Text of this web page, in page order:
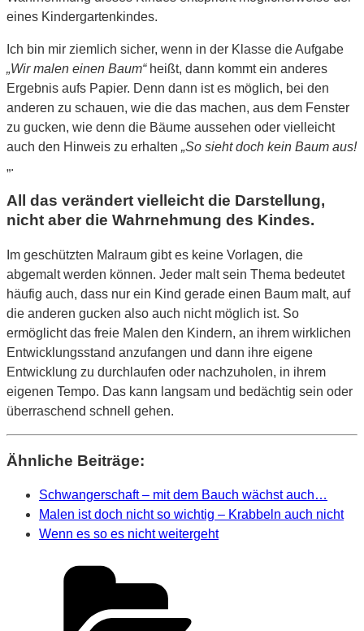
eines Kindergartenkindes.
Ich bin mir ziemlich sicher, wenn in der Klasse die Aufgabe
„Wir malen einen Baum“ heißt, dann kommt ein anderes
Ergebnis aufs Papier. Denn dann ist es möglich, bei den
anderen zu schauen, wie die das machen, aus dem Fenster
zu gucken, wie denn die Bäume aussehen oder vielleicht
auch den Hinweis zu erhalten „So sieht doch kein Baum aus!
„.
All das verändert vielleicht die Darstellung,
nicht aber die Wahrnehmung des Kindes.
Im geschützten Malraum gibt es keine Vorlagen, die
abgemalt werden können. Jeder malt sein Thema bedeutet
häufig auch, dass nur ein Kind gerade einen Baum malt, auf
die anderen gucken also auch nicht möglich ist. So
ermöglicht das freie Malen den Kindern, an ihrem wirklichen
Entwicklungsstand anzufangen und dann ihre eigene
Entwicklung zu durchlaufen oder nachzuholen, in ihrem
eigenen Tempo. Das kann langsam und bedächtig sein oder
überraschend schnell gehen.
Ähnliche Beiträge:
Schwangerschaft – mit dem Bauch wächst auch…
Malen ist doch nicht so wichtig – Krabbeln auch nicht
Wenn es so es nicht weitergeht